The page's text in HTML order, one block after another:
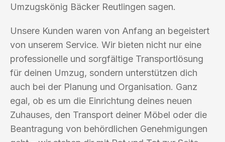
Umzugskönig Bäcker Reutlingen sagen.
Unsere Kunden waren von Anfang an begeistert
von unserem Service. Wir bieten nicht nur eine
professionelle und sorgfältige Transportlösung
für deinen Umzug, sondern unterstützen dich
auch bei der Planung und Organisation. Ganz
egal, ob es um die Einrichtung deines neuen
Zuhauses, den Transport deiner Möbel oder die
Beantragung von behördlichen Genehmigungen